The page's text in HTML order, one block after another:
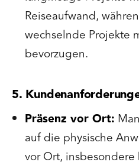
Reiseaufwand,
wechselnde Projekte
bevorzugen.
5.
Präsenz vor Ort:
auf die physische
vor Ort,